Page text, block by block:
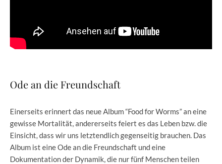
Ode an die Freundschaft
Einerseits erinnert das neue Album “Food for Worms” an eine
gewisse Mortalität, andererseits feiert es das Leben bzw. die
Einsicht, dass wir uns letztendlich gegenseitig brauchen. Das
Album ist eine Ode an die Freundschaft und eine
Dokumentation der Dynamik, die nur fünf Menschen teilen